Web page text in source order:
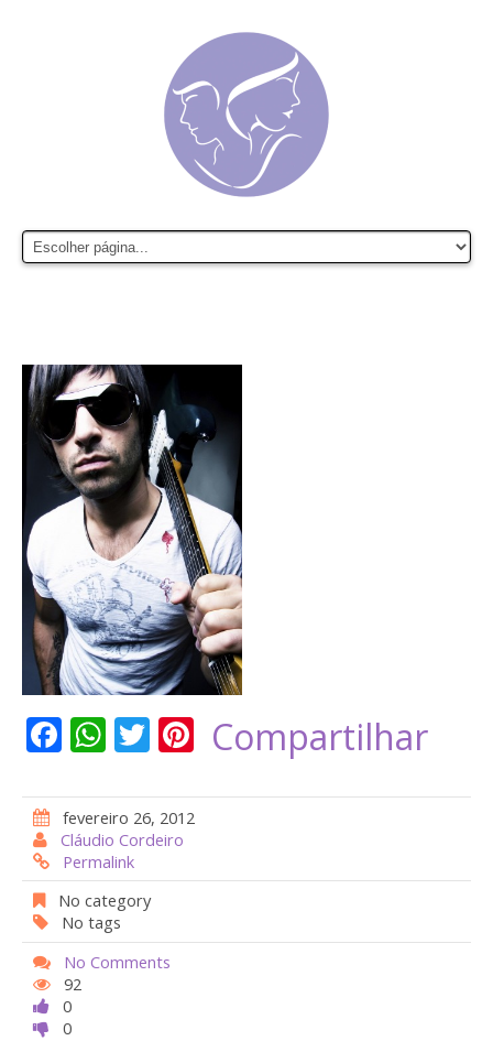
F
e
b
o
o
k
W
at
s
A
p
p
T
itt
er
Pi
er
e
st
Compartilhar
fevereiro 26, 2012
Cláudio Cordeiro
Permalink
No category
No tags
No Comments
92
0
0